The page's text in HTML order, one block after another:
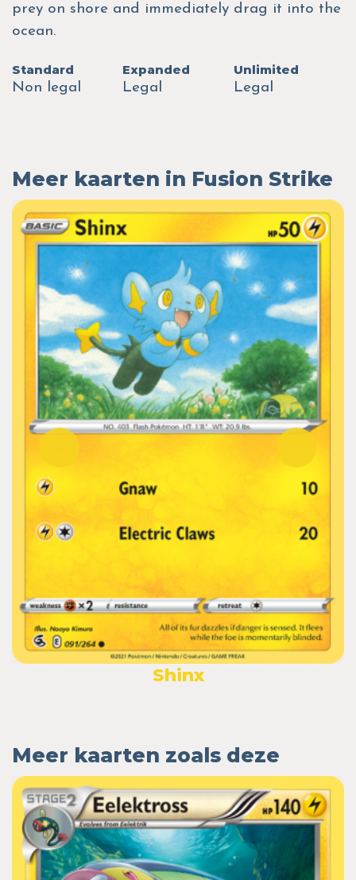
prey on shore and immediately drag it into the
ocean.
Standard
Non legal
Expanded
Legal
Unlimited
Legal
Meer kaarten in Fusion Strike
Shinx
Meer kaarten zoals deze